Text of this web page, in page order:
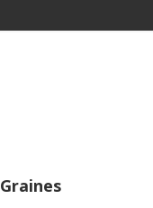
Graines